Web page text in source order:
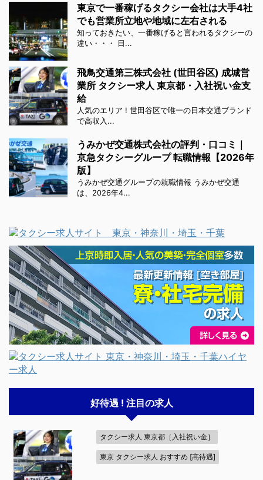
東京で一番稼げるタクシー会社は大手4社
でも営業所立地や地域に左右される
知っておきたい、一番稼げると言われるタクシーの
違い・・・ 日...
飛鳥交通第三株式会社 (世田谷区) 成城営
業所 タクシー求人 東京都・入社祝い金支
給
人気のエリア ! 世田谷区で唯一の日本交通ブランド
で高収入...
うみかぜ交通株式会社の評判・口コミ｜
京急タクシーグループ 転職情報【2026年
版】
うみかぜ交通グループの就職情報 うみかぜ交通
は、2026年4...
好待遇 ! 注目の求人
タクシー求人 東京都［入社祝い金］
東京 タクシー求人 おすすめ [高待遇]